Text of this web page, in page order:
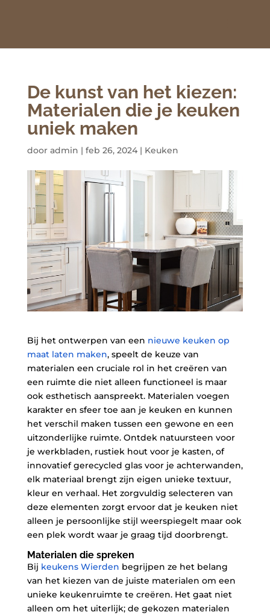
De kunst van het kiezen:
Materialen die je keuken
uniek maken
door admin | feb 26, 2024 | Keuken
Bij het ontwerpen van een nieuwe keuken op
maat laten maken, speelt de keuze van
materialen een cruciale rol in het creëren van
een ruimte die niet alleen functioneel is maar
ook esthetisch aanspreekt. Materialen voegen
karakter en sfeer toe aan je keuken en kunnen
het verschil maken tussen een gewone en een
uitzonderlijke ruimte. Ontdek natuursteen voor
je werkbladen, rustiek hout voor je kasten, of
innovatief gerecycled glas voor je achterwanden,
elk materiaal brengt zijn eigen unieke textuur,
kleur en verhaal. Het zorgvuldig selecteren van
deze elementen zorgt ervoor dat je keuken niet
alleen je persoonlijke stijl weerspiegelt maar ook
een plek wordt waar je graag tijd doorbrengt.
Materialen die spreken
Bij keukens Wierden begrijpen ze het belang
van het kiezen van de juiste materialen om een
unieke keukenruimte te creëren. Het gaat niet
alleen om het uiterlijk; de gekozen materialen